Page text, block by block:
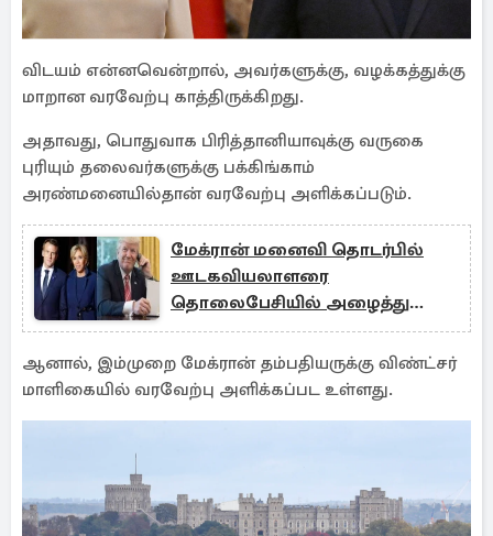
விடயம் என்னவென்றால், அவர்களுக்கு, வழக்கத்துக்கு
மாறான வரவேற்பு காத்திருக்கிறது.
அதாவது, பொதுவாக பிரித்தானியாவுக்கு வருகை
புரியும் தலைவர்களுக்கு பக்கிங்காம்
அரண்மனையில்தான் வரவேற்பு அளிக்கப்படும்.
மேக்ரான் மனைவி தொடர்பில்
ஊடகவியலாளரை
தொலைபேசியில் அழைத்து
பேசிய ட்ரம்ப்
ஆனால், இம்முறை மேக்ரான் தம்பதியருக்கு விண்ட்சர்
மாளிகையில் வரவேற்பு அளிக்கப்பட உள்ளது.